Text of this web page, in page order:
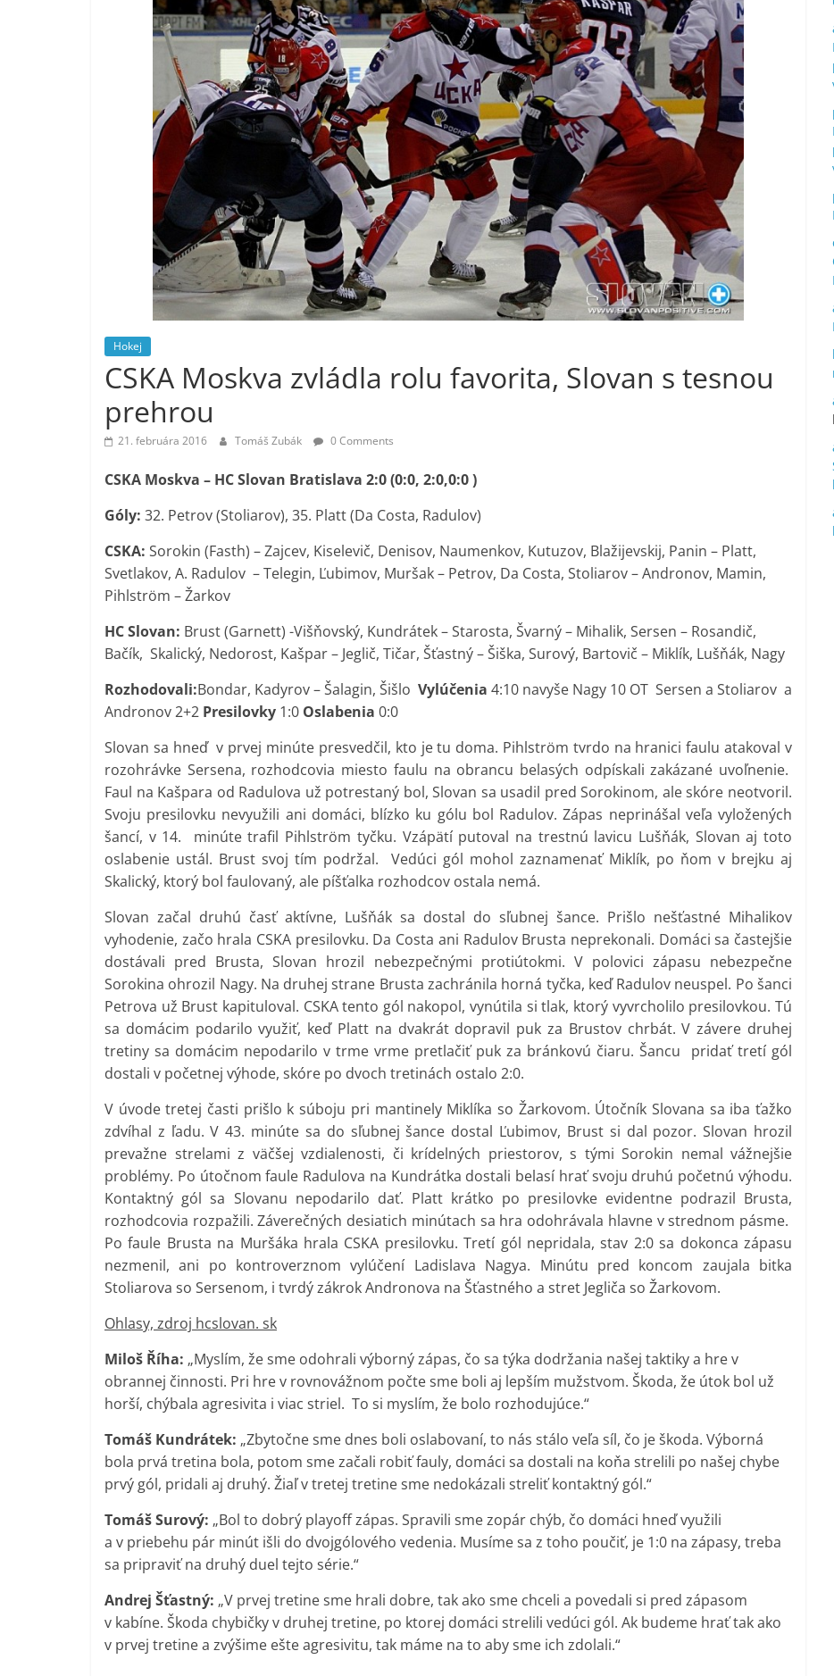
Hokej
CSKA Moskva zvládla rolu favorita, Slovan s tesnou
prehrou
21. februára 2016 Tomáš Zubák 0 Comments
CSKA Moskva – HC Slovan Bratislava 2:0 (0:0, 2:0,0:0 )
Góly: 32. Petrov (Stoliarov), 35. Platt (Da Costa, Radulov)
CSKA: Sorokin (Fasth) – Zajcev, Kiselevič, Denisov, Naumenkov, Kutuzov, Blažijevskij, Panin – Platt,
Svetlakov, A. Radulov – Telegin, Ľubimov, Muršak – Petrov, Da Costa, Stoliarov – Andronov, Mamin,
Pihlström – Žarkov
HC Slovan: Brust (Garnett) -Višňovský, Kundrátek – Starosta, Švarný – Mihalik, Sersen – Rosandič,
Bačík, Skalický, Nedorost, Kašpar – Jeglič, Tičar, Šťastný – Šiška, Surový, Bartovič – Miklík, Lušňák, Nagy
Rozhodovali:Bondar, Kadyrov – Šalagin, Šišlo Vylúčenia 4:10 navyše Nagy 10 OT Sersen a Stoliarov a
Andronov 2+2 Presilovky 1:0 Oslabenia 0:0
Slovan sa hneď v prvej minúte presvedčil, kto je tu doma. Pihlström tvrdo na hranici faulu atakoval v
rozohrávke Sersena, rozhodcovia miesto faulu na obrancu belasých odpískali zakázané uvoľnenie.
Faul na Kašpara od Radulova už potrestaný bol, Slovan sa usadil pred Sorokinom, ale skóre neotvoril.
Svoju presilovku nevyužili ani domáci, blízko ku gólu bol Radulov. Zápas neprinášal veľa vyložených
šancí, v 14. minúte trafil Pihlström tyčku. Vzápätí putoval na trestnú lavicu Lušňák, Slovan aj toto
oslabenie ustál. Brust svoj tím podržal. Vedúci gól mohol zaznamenať Miklík, po ňom v brejku aj
Skalický, ktorý bol faulovaný, ale píšťalka rozhodcov ostala nemá.
Slovan začal druhú časť aktívne, Lušňák sa dostal do sľubnej šance. Prišlo nešťastné Mihalikov
vyhodenie, začo hrala CSKA presilovku. Da Costa ani Radulov Brusta neprekonali. Domáci sa častejšie
dostávali pred Brusta, Slovan hrozil nebezpečnými protiútokmi. V polovici zápasu nebezpečne
Sorokina ohrozil Nagy. Na druhej strane Brusta zachránila horná tyčka, keď Radulov neuspel. Po šanci
Petrova už Brust kapituloval. CSKA tento gól nakopol, vynútila si tlak, ktorý vyvrcholilo presilovkou. Tú
sa domácim podarilo využiť, keď Platt na dvakrát dopravil puk za Brustov chrbát. V závere druhej
tretiny sa domácim nepodarilo v trme vrme pretlačiť puk za bránkovú čiaru. Šancu pridať tretí gól
dostali v početnej výhode, skóre po dvoch tretinách ostalo 2:0.
V úvode tretej časti prišlo k súboju pri mantinely Miklíka so Žarkovom. Útočník Slovana sa iba ťažko
zdvíhal z ľadu. V 43. minúte sa do sľubnej šance dostal Ľubimov, Brust si dal pozor. Slovan hrozil
prevažne strelami z väčšej vzdialenosti, či krídelných priestorov, s tými Sorokin nemal vážnejšie
problémy. Po útočnom faule Radulova na Kundrátka dostali belasí hrať svoju druhú početnú výhodu.
Kontaktný gól sa Slovanu nepodarilo dať. Platt krátko po presilovke evidentne podrazil Brusta,
rozhodcovia rozpažili. Záverečných desiatich minútach sa hra odohrávala hlavne v strednom pásme.
Po faule Brusta na Muršáka hrala CSKA presilovku. Tretí gól nepridala, stav 2:0 sa dokonca zápasu
nezmenil, ani po kontroverznom vylúčení Ladislava Nagya. Minútu pred koncom zaujala bitka
Stoliarova so Sersenom, i tvrdý zákrok Andronova na Šťastného a stret Jegliča so Žarkovom.
Ohlasy, zdroj hcslovan. sk
Miloš Říha: „Myslím, že sme odohrali výborný zápas, čo sa týka dodržania našej taktiky a hre v
obrannej činnosti. Pri hre v rovnovážnom počte sme boli aj lepším mužstvom. Škoda, že útok bol už
horší, chýbala agresivita i viac striel. To si myslím, že bolo rozhodujúce.“
Tomáš Kundrátek: „Zbytočne sme dnes boli oslabovaní, to nás stálo veľa síl, čo je škoda. Výborná
bola prvá tretina bola, potom sme začali robiť fauly, domáci sa dostali na koňa strelili po našej chybe
prvý gól, pridali aj druhý. Žiaľ v tretej tretine sme nedokázali streliť kontaktný gól.“
Tomáš Surový: „Bol to dobrý playoff zápas. Spravili sme zopár chýb, čo domáci hneď využili
a v priebehu pár minút išli do dvojgólového vedenia. Musíme sa z toho poučiť, je 1:0 na zápasy, treba
sa pripraviť na druhý duel tejto série.“
Andrej Šťastný: „V prvej tretine sme hrali dobre, tak ako sme chceli a povedali si pred zápasom
v kabíne. Škoda chybičky v druhej tretine, po ktorej domáci strelili vedúci gól. Ak budeme hrať tak ako
v prvej tretine a zvýšime ešte agresivitu, tak máme na to aby sme ich zdolali.“